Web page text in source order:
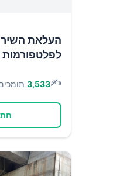
העלאת השיר
לפלטפורמות
✍️
3,533